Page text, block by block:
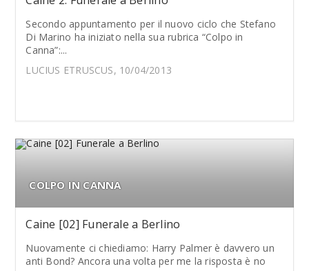
Secondo appuntamento per il nuovo ciclo che Stefano
Di Marino ha iniziato nella sua rubrica “Colpo in
Canna”:...
LUCIUS ETRUSCUS, 10/04/2013
COLPO IN CANNA
Caine [02] Funerale a Berlino
Nuovamente ci chiediamo: Harry Palmer è davvero un
anti Bond? Ancora una volta per me la risposta è no